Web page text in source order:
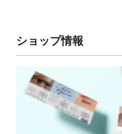
ショップ情報